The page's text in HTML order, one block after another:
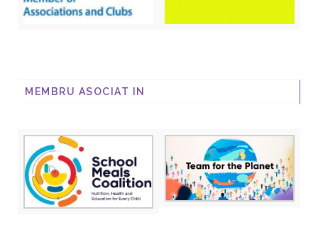
MEMBRU ASOCIAT IN